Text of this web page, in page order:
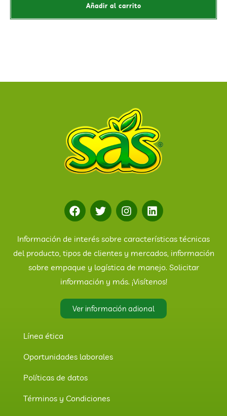
Añadir al carrito
Información de interés sobre características técnicas
del producto, tipos de clientes y mercados, información
sobre empaque y logística de manejo. Solicitar
información y más. ¡Visítenos!
Ver información adional
Línea ética
Oportunidades laborales
Políticas de datos
Términos y Condiciones